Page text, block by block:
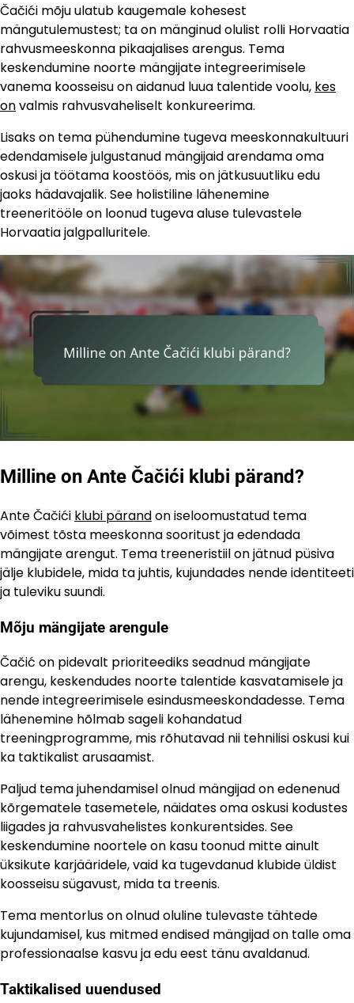
Čačići mõju ulatub kaugemale kohesest
mängutulemustest; ta on mänginud olulist rolli Horvaatia
rahvusmeeskonna pikaajalises arengus. Tema
keskendumine noorte mängijate integreerimisele
vanema koosseisu on aidanud luua talentide voolu, kes
onvalmis rahvusvaheliselt konkureerima.
Lisaks on tema pühendumine tugeva meeskonnakultuuri
edendamisele julgustanud mängijaid arendama oma
oskusi ja töötama koostöös, mis on jätkusuutliku edu
jaoks hädavajalik. See holistiline lähenemine
treeneritööle on loonud tugeva aluse tulevastele
Horvaatia jalgpalluritele.
Milline on Ante Čačići klubi pärand?
Ante Čačići klubi pärandon iseloomustatud tema
võimest tõsta meeskonna sooritust ja edendada
mängijate arengut. Tema treeneristiil on jätnud püsiva
jälje klubidele, mida ta juhtis, kujundades nende identiteeti
ja tuleviku suundi.
Mõju mängijate arengule
Čačić on pidevalt prioriteediks seadnud mängijate
arengu, keskendudes noorte talentide kasvatamisele ja
nende integreerimisele esindusmeeskondadesse. Tema
lähenemine hõlmab sageli kohandatud
treeningprogramme, mis rõhutavad nii tehnilisi oskusi kui
ka taktikalist arusaamist.
Paljud tema juhendamisel olnud mängijad on edenenud
kõrgematele tasemetele, näidates oma oskusi kodustes
liigades ja rahvusvahelistes konkurentsides. See
keskendumine noortele on kasu toonud mitte ainult
üksikute karjääridele, vaid ka tugevdanud klubide üldist
koosseisu sügavust, mida ta treenis.
Tema mentorlus on olnud oluline tulevaste tähtede
kujundamisel, kus mitmed endised mängijad on talle oma
professionaalse kasvu ja edu eest tänu avaldanud.
Taktikalised uuendused